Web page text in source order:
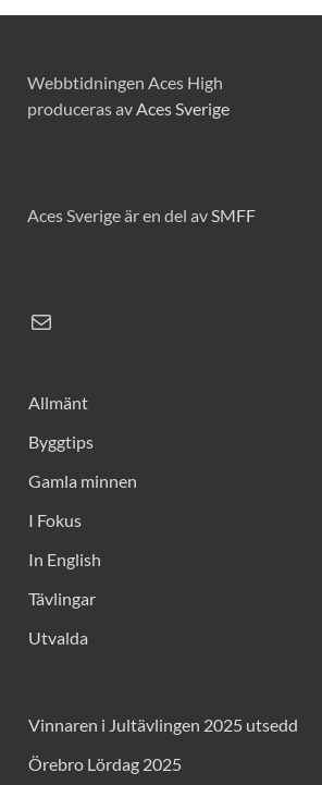
Webbtidningen Aces High
produceras avAces Sverige
Aces Sverige är en del avSMFF
Allmänt
Byggtips
Gamla minnen
I Fokus
In English
Tävlingar
Utvalda
Vinnaren i Jultävlingen 2025 utsedd
Örebro Lördag 2025